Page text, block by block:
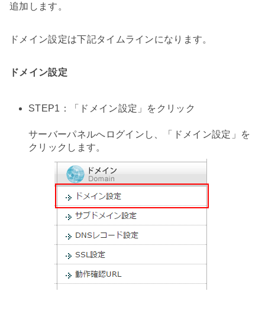
追加します。
ドメイン設定は下記タイムラインになります。
ドメイン設定
STEP1：「ドメイン設定」をクリック
サーバーパネルへログインし、「ドメイン設定」を
クリックします。